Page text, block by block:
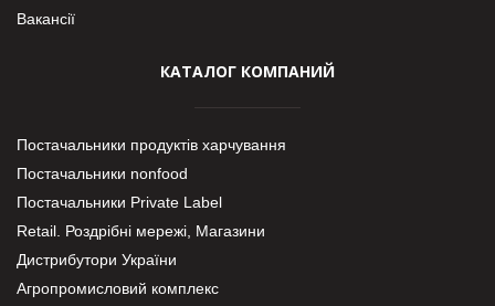
Вакансії
КАТАЛОГ КОМПАНИЙ
Постачальники продуктів харчування
Постачальники nonfood
Постачальники Private Label
Retail. Роздрібні мережі, Магазини
Дистрибутори України
Агропромисловий комплекс